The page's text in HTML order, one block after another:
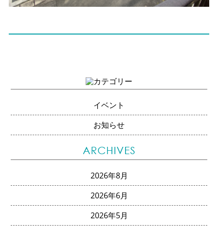
イベント
お知らせ
2026年8月
2026年6月
2026年5月